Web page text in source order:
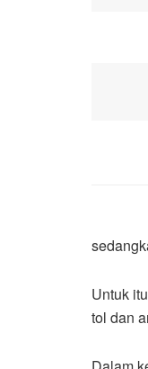
Untuk
tol dan